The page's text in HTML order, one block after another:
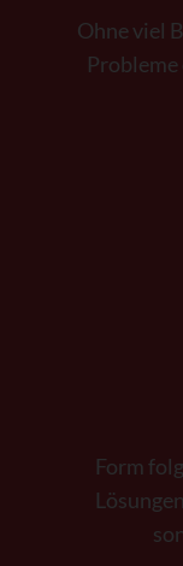
Ohne viel
Probleme
Form